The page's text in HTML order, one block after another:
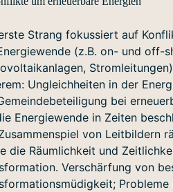
Strang fokussiert auf
(z.B. on- und off-
Ungleichheiten in der
bei
Energiewende in Zeiten
von Leitbildern
die Räumlichkeit und
Verschärfung von